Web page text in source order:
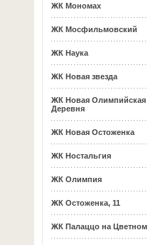
ЖК Мономах
ЖК Мосфильмовский
ЖК Наука
ЖК Новая звезда
ЖК Новая Олимпийская
Деревня
ЖК Новая Остоженка
ЖК Ностальгия
ЖК Олимпия
ЖК Остоженка, 11
ЖК Палаццо на Цветном